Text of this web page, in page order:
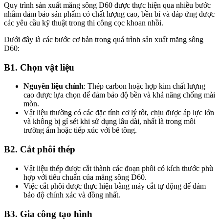
Quy trình sản xuất măng sông D60 được thực hiện qua nhiều bước
nhằm đảm bảo sản phẩm có chất lượng cao, bền bỉ và đáp ứng được
các yêu cầu kỹ thuật trong thi công cọc khoan nhồi.
Dưới đây là các bước cơ bản trong quá trình sản xuất măng sông
D60:
B1. Chọn vật liệu
Nguyên liệu chính: Thép carbon hoặc hợp kim chất lượng
cao được lựa chọn để đảm bảo độ bền và khả năng chống mài
mòn.
Vật liệu thường có các đặc tính cơ lý tốt, chịu được áp lực lớn
và không bị gỉ sét khi sử dụng lâu dài, nhất là trong môi
trường ẩm hoặc tiếp xúc với bê tông.
B2. Cắt phôi thép
Vật liệu thép được cắt thành các đoạn phôi có kích thước phù
hợp với tiêu chuẩn của măng sông D60.
Việc cắt phôi được thực hiện bằng máy cắt tự động để đảm
bảo độ chính xác và đồng nhất.
B3. Gia công tạo hình